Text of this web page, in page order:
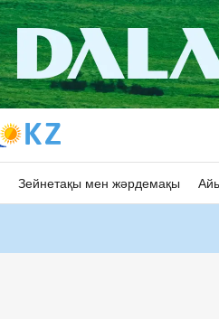
Зейнетақы мен жәрдемақы